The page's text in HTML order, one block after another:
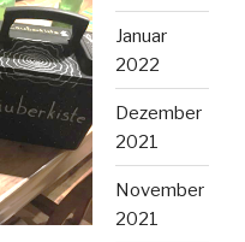
Januar
2022
Dezember
2021
November
2021